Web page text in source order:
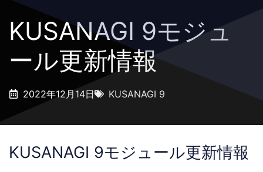
KUSANAGI 9モジュ
ール更新情報
2022年12月14日 KUSANAGI 9
KUSANAGI 9モジュール更新情報